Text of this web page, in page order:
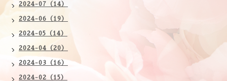
2024-07（14）
2024-06（19）
2024-05（14）
2024-04（20）
2024-03（16）
2024-02（15）